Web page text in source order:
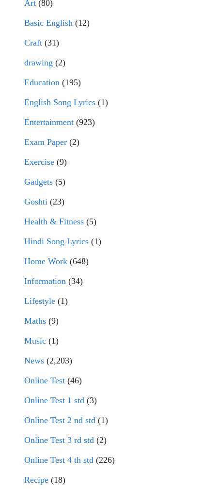
Art (80)
Basic English (12)
Craft (31)
drawing (2)
Education (195)
English Song Lyrics (1)
Entertainment (923)
Exam Paper (2)
Exercise (9)
Gadgets (5)
Goshti (23)
Health & Fitness (5)
Hindi Song Lyrics (1)
Home Work (648)
Information (34)
Lifestyle (1)
Maths (9)
Music (1)
News (2,203)
Online Test (46)
Online Test 1 std (3)
Online Test 2 nd std (1)
Online Test 3 rd std (2)
Online Test 4 th std (226)
Recipe (18)